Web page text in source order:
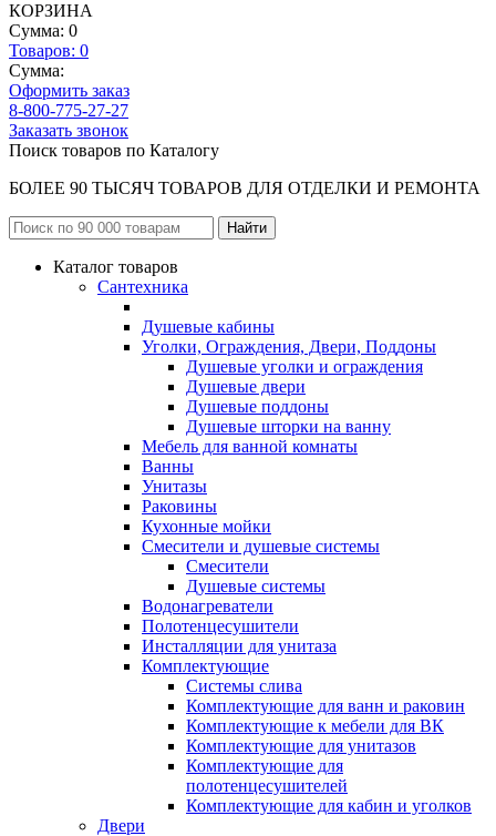
КОРЗИНА
Сумма: 0
Товаров: 0
Сумма:
Оформить заказ
8-800-775-27-27
Заказать звонок
Поиск товаров по Каталогу
БОЛЕЕ 90 ТЫСЯЧ ТОВАРОВ ДЛЯ ОТДЕЛКИ И РЕМОНТА
Каталог товаров
Сантехника
Душевые кабины
Уголки, Ограждения, Двери, Поддоны
Душевые уголки и ограждения
Душевые двери
Душевые поддоны
Душевые шторки на ванну
Мебель для ванной комнаты
Ванны
Унитазы
Раковины
Кухонные мойки
Смесители и душевые системы
Смесители
Душевые системы
Водонагреватели
Полотенцесушители
Инсталляции для унитаза
Комплектующие
Системы слива
Комплектующие для ванн и раковин
Комплектующие к мебели для ВК
Комплектующие для унитазов
Комплектующие для
полотенцесушителей
Комплектующие для кабин и уголков
Двери